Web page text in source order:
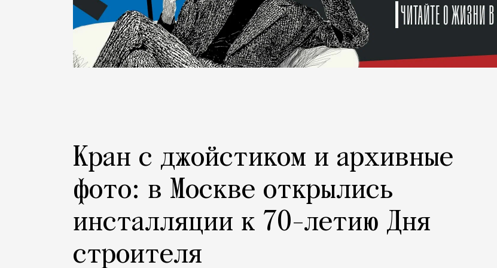
Кран с джойстиком и архивные
фото: в Москве открылись
инсталляции к 70-летию Дня
строителя